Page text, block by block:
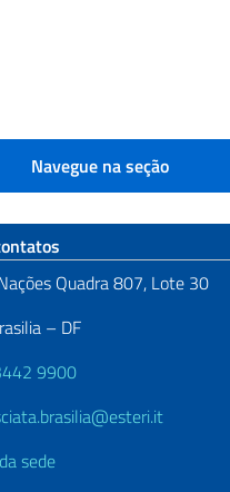
Navegue na seção
rodapé
Quadra 807, Lote 30
– DF
9900
sede